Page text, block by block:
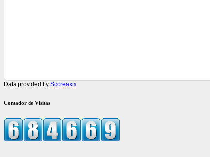
Data provided by Scoreaxis
Contador de Visitas